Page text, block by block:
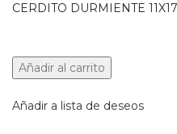
CERDITO DURMIENTE
Añadir al carrito
Añadir a lista de deseos